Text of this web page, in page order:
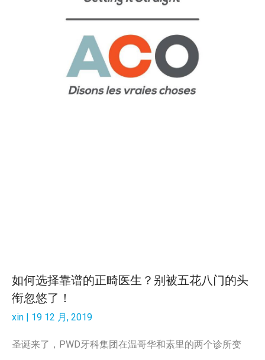
如何选择靠谱的正畸医生？别被五花八门的头
衔忽悠了！
xin 19 12 月, 2019
圣诞来了，PWD牙科集团在温哥华和素里的两个诊所变